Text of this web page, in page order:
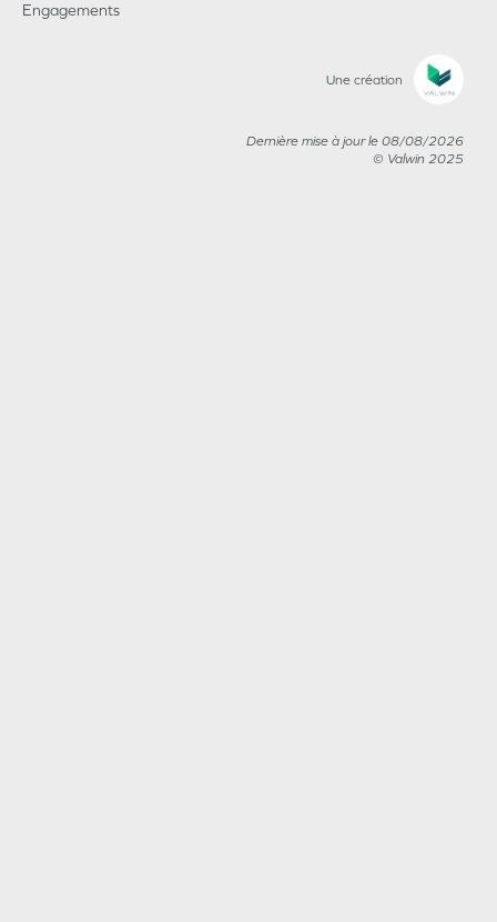
Engagements
Une création
Dernière mise à jour le 08/08/2026
© Valwin 2025